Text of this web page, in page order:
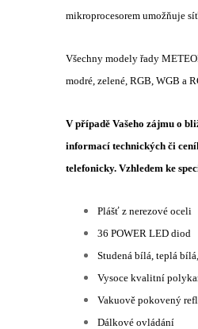
mikroprocesorem umožňuje
Všechny modely řady
modré, zelené, RGB, WGB a
V případě Vašeho zájmu o
informací technických či
telefonicky. Vzhledem ke
Plášť z nerezové oceli
36 POWER LED diod
Studená bílá, teplá
Vysoce kvalitní
Vakuově pokovený
Dálkové ovládání